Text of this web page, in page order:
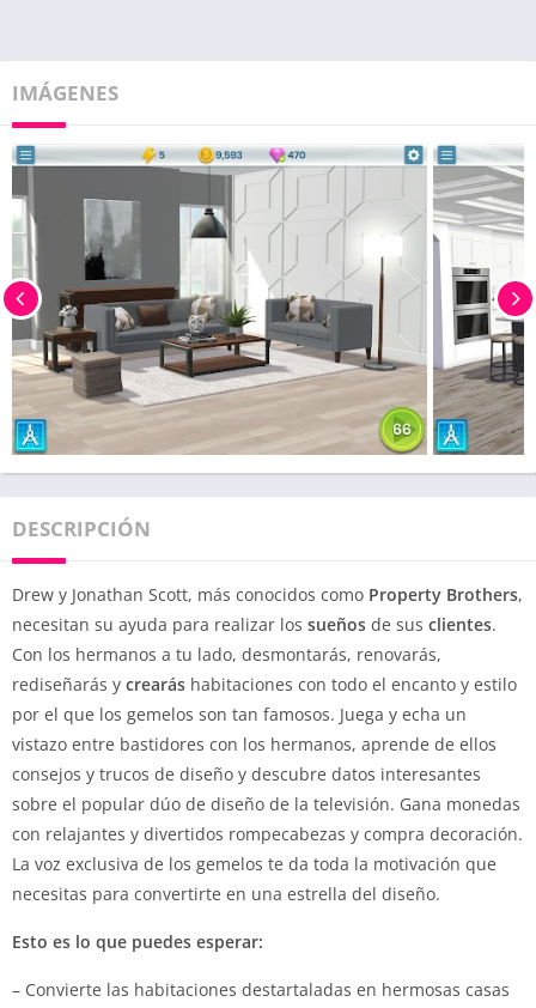
IMÁGENES
DESCRIPCIÓN
Drew y Jonathan Scott, más conocidos como Property Brothers,
necesitan su ayuda para realizar los sueños de sus clientes.
Con los hermanos a tu lado, desmontarás, renovarás,
rediseñarás y crearás habitaciones con todo el encanto y estilo
por el que los gemelos son tan famosos. Juega y echa un
vistazo entre bastidores con los hermanos, aprende de ellos
consejos y trucos de diseño y descubre datos interesantes
sobre el popular dúo de diseño de la televisión. Gana monedas
con relajantes y divertidos rompecabezas y compra decoración.
La voz exclusiva de los gemelos te da toda la motivación que
necesitas para convertirte en una estrella del diseño.
Esto es lo que puedes esperar:
– Convierte las habitaciones destartaladas en hermosas casas